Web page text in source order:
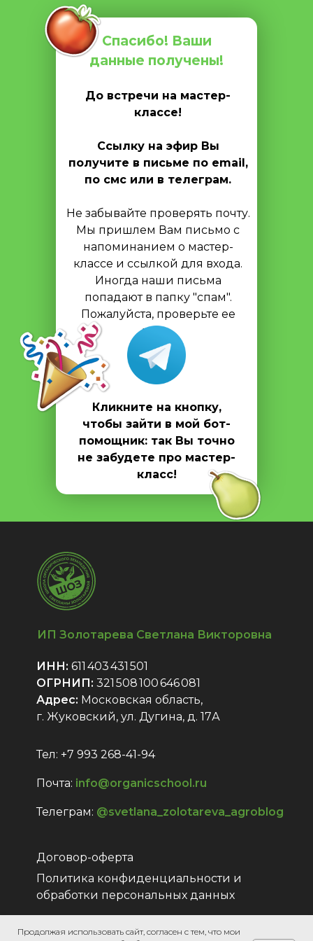
Спасибо! Ваши
данные получены!
До встречи на мастер-
классе!
Ссылку на эфир Вы
получите в письме по email,
по смс или в телеграм.
Не забывайте проверять почту.
Мы пришлем Вам письмо с
напоминанием о мастер-
классе и ссылкой для входа.
Иногда наши письма
попадают в папку "спам".
Пожалуйста, проверьте ее
тоже.
Кликните на кнопку,
чтобы зайти в мой бот-
помощник: так Вы точно
не забудете про мастер-
класс!
Продолжая использовать сайт, согласен с тем, что мои
ИНН: 611 403 431 501
ОГРНИП: 321 508 100 646 081
Адрес: Московская область,
г. Жуковский, ул. Дугина, д. 17А
Почта: info@organicschool.ru
Тел: +7 993 268-41-94
Политика конфиденциальности и
обработки персональных данных
Договор-оферта
ИП Золотарева Светлана Викторовна
Телеграм: @svetlana_zolotareva_agroblog